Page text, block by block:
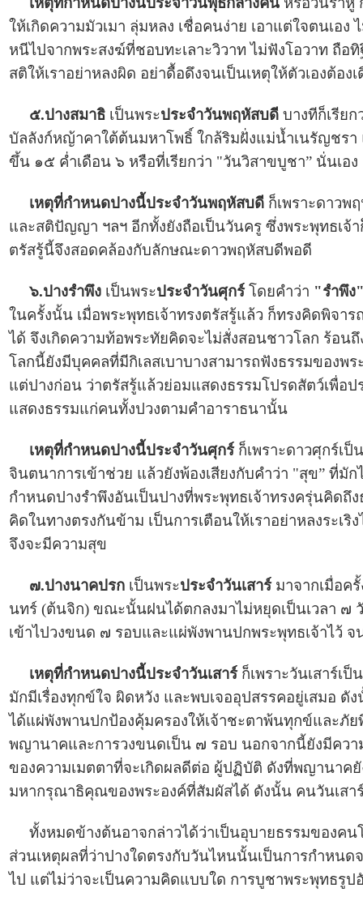
ให้เกิดความมัวเมา ลุ่มหลง เชื่อคนง่าย เอาแต่ใจตนเอ
หนีไปจากพระสงฆ์ที่ชอบทะเลาะวิวาท ไม่ฟังโอวาท ถือ
สติให้เราอย่าหลงผิด อย่าดื้อดึงจนเป็นเหตุให้ตัวเองต้อง
๕.ปางสมาธิเป็นพระประจำวันพฤหัสบดีบางทีก็เรียก
บัลลังก์หญ้าคาใต้ต้นมหาโพธิ์ ใกล้ริมฝั่งแม่น้ำเนรัญชร
ขึ้น ๑๕ ค่ำเดือน ๖ หรือที่เรียกว่า "วันวิสาขบูชา” นั่นเอง
เหตุที่กำหนดปางนี้ประจำวันพฤหัสบดีก็เพราะดาวพ
และสติปัญญา ฯลฯ อีกทั้งยังถือเป็นวันครู ซึ่งพระพุทธเจ้
ตรัสรู้นี้จึงสอดคล้องกับลักษณะดาวพฤหัสบดีพอดี
๖.ปางรำพึงเป็นพระประจำวันศุกร์โดยคำว่า "รำพึ
ในครั้งนั้น เมื่อพระพุทธเจ้าทรงตรัสรู้แล้ว ก็ทรงคิดพิจา
ได้ จึงเกิดความท้อพระทัยคิดจะไม่สั่งสอนชาวโลก ร้อ
โลกนี้ยังมีบุคคลที่มีกิเลสเบาบางสามารถฟังธรรมของพร
แต่ปางก่อน ว่าตรัสรู้แล้วย่อมแสดงธรรมโปรดสัตว์เพื่อ
แสดงธรรมแก่คนทั้งปวงตามคำอาราธนานั้น
เหตุที่กำหนดปางนี้ประจำวันศุกร์ก็เพราะดาวศุกร์เ
จินตนาการเข้าช่วย แล้วยังพ้องเสียงกับคำว่า "สุข” ที่มั
กำหนดปางรำพึงอันเป็นปางที่พระพุทธเจ้าทรงครุ่นคิดถึ
คิดในทางตรงกันข้าม เป็นการเตือนให้เราอย่าหลงระเ
จึงจะมีความสุข
๗.ปางนาคปรกเป็นพระประจำวันเสาร์มาจากเมื่อค
นทร์ (ต้นจิก) ขณะนั้นฝนได้ตกลงมาไม่หยุดเป็นเวลา
เข้าไปวงขนด ๗ รอบและแผ่พังพานปกพระพุทธเจ้าไว้ จ
เหตุที่กำหนดปางนี้ประจำวันเสาร์ก็เพราะวันเสาร์เ
มักมีเรื่องทุกข์ใจ ผิดหวัง และพบเจออุปสรรคอยู่เสมอ
ได้แผ่พังพานปกป้องคุ้มครองให้เจ้าชะตาพ้นทุกข์และภั
พญานาคและการวงขนดเป็น ๗ รอบ นอกจากนี้ยังมีควา
ของความเมตตาที่จะเกิดผลดีต่อ ผู้ปฏิบัติ ดังที่พญานาค
มหากรุณาธิคุณของพระองค์ที่สัมผัสได้ ดังนั้น คนวันเสา
ทั้งหมดข้างต้นอาจกล่าวได้ว่าเป็นอุบายธรรมของคน
ส่วนเหตุผลที่ว่าปางใดตรงกับวันไหนนั้นเป็นการกำหน
ไป แต่ไม่ว่าจะเป็นความคิดแบบใด การบูชาพระพุทธรู